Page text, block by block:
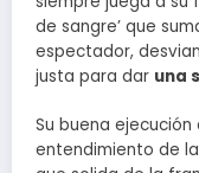
de sangre’ que
espectador,
justa para dar una
Su buena
entendimiento de